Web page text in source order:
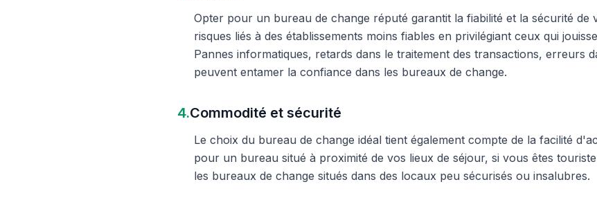
Opter pour un bureau de change réputé garantit la fiabilité et la sécurité de
risques liés à des établissements moins fiables en privilégiant ceux qui
Pannes informatiques, retards dans le traitement des transactions, erreurs
peuvent entamer la confiance dans les bureaux de change.
4.Commodité et sécurité
Le choix du bureau de change idéal tient également compte de la facilité
pour un bureau situé à proximité de vos lieux de séjour, si vous êtes
les bureaux de change situés dans des locaux peu sécurisés ou insalubres.